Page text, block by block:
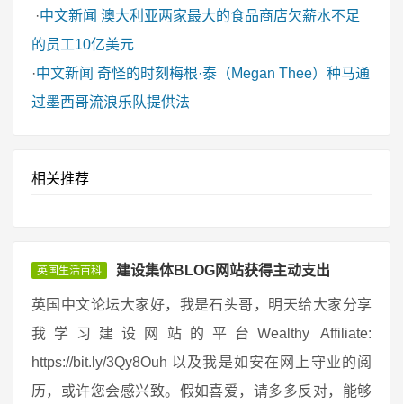
·中文新闻 澳大利亚两家最大的食品商店欠薪水不足
的员工10亿美元
·中文新闻 奇怪的时刻梅根·泰（Megan Thee）种马通
过墨西哥流浪乐队提供法
相关推荐
英国生活百科 建设集体BLOG网站获得主动支出
英国中文论坛大家好，我是石头哥，明天给大家分享
我学习建设网站的平台Wealthy Affiliate:
https://bit.ly/3Qy8Ouh 以及我是如安在网上守业的阅
历，或许您会感兴致。假如喜爱，请多多反对，能够